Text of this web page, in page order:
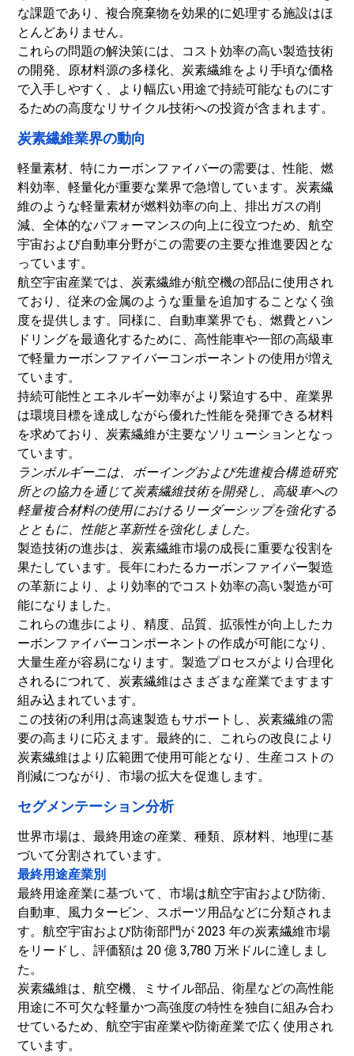
な課題であり、複合廃棄物を効果的に処理する施設はほ
とんどありません。
これらの問題の解決策には、コスト効率の高い製造技術
の開発、原材料源の多様化、炭素繊維をより手頃な価格
で入手しやすく、より幅広い用途で持続可能なものにす
るための高度なリサイクル技術への投資が含まれます。
炭素繊維業界の動向
軽量素材、特にカーボンファイバーの需要は、性能、燃
料効率、軽量化が重要な業界で急増しています。炭素繊
維のような軽量素材が燃料効率の向上、排出ガスの削
減、全体的なパフォーマンスの向上に役立つため、航空
宇宙および自動車分野がこの需要の主要な推進要因とな
っています。
航空宇宙産業では、炭素繊維が航空機の部品に使用され
ており、従来の金属のような重量を追加することなく強
度を提供します。同様に、自動車業界でも、燃費とハン
ドリングを最適化するために、高性能車や一部の高級車
で軽量カーボンファイバーコンポーネントの使用が増え
ています。
持続可能性とエネルギー効率がより緊迫する中、産業界
は環境目標を達成しながら優れた性能を発揮できる材料
を求めており、炭素繊維が主要なソリューションとなっ
ています。
ランボルギーニは、ボーイングおよび先進複合構造研究
所との協力を通じて炭素繊維技術を開発し、高級車への
軽量複合材料の使用におけるリーダーシップを強化する
とともに、性能と革新性を強化しました。
製造技術の進歩は、炭素繊維市場の成長に重要な役割を
果たしています。長年にわたるカーボンファイバー製造
の革新により、より効率的でコスト効率の高い製造が可
能になりました。
これらの進歩により、精度、品質、拡張性が向上したカ
ーボンファイバーコンポーネントの作成が可能になり、
大量生産が容易になります。製造プロセスがより合理化
されるにつれて、炭素繊維はさまざまな産業でますます
組み込まれています。
この技術の利用は高速製造もサポートし、炭素繊維の需
要の高まりに応えます。最終的に、これらの改良により
炭素繊維はより広範囲で使用可能となり、生産コストの
削減につながり、市場の拡大を促進します。
セグメンテーション分析
世界市場は、最終用途の産業、種類、原材料、地理に基
づいて分割されています。
最終用途産業別
最終用途産業に基づいて、市場は航空宇宙および防衛、
自動車、風力タービン、スポーツ用品などに分類されま
す。航空宇宙および防衛部門が 2023 年の炭素繊維市場
をリードし、評価額は 20 億 3,780 万米ドルに達しまし
た。
炭素繊維は、航空機、ミサイル部品、衛星などの高性能
用途に不可欠な軽量かつ高強度の特性を独自に組み合わ
せているため、航空宇宙産業や防衛産業で広く使用され
ています。